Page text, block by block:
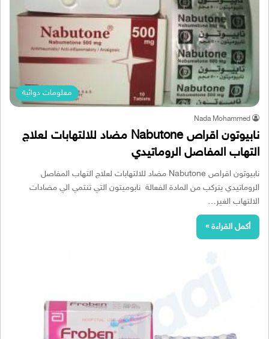
معلومات دوائية
Nada Mohammed
نابيوتون اقراص Nabutone مضاد للالتهابات لعلاج
التهاب المفاصل الروماتيدي
نابيوتون اقراص Nabutone مضاد للالتهابات لعلاج التهاب المفاصل
الروماتيدي يتركب من المادة الفعالة نابوميتون التي تنتمي الي مضادات
الالتهاب الغير…
أكمل القراءة »